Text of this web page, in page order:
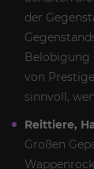
der
Belobigung
von
sinnvoll,
Reittiere,
Großen